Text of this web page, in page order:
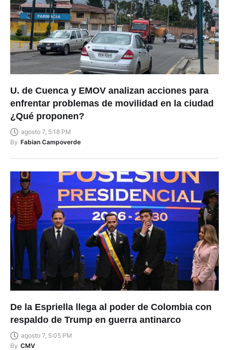
U. de Cuenca y EMOV analizan acciones para
enfrentar problemas de movilidad en la ciudad
¿Qué proponen?
agosto 7, 5:18 PM
By Fabian Campoverde
De la Espriella llega al poder de Colombia con
respaldo de Trump en guerra antinarco
agosto 7, 5:05 PM
By CMV